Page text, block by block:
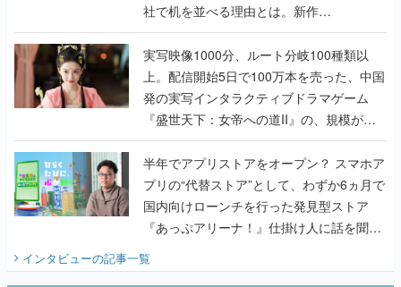
社で机を並べる理由とは。新作
『TATSUJIN EXTREME』で初タッグを組
んだレジェンド2人に訊く開発秘話
実写映像1000分、ルート分岐100種類以
上。配信開始5日で100万本を売った、中国
発の実写インタラクティブドラマゲーム
『盛世天下：女帝への道II』の、規模が違
うこだわりをプロデューサーに聞いた
半年でアプリストアをオープン？ スマホア
プリの“代替ストア”として、わずか6ヵ月で
国内向けローンチを行った発見型ストア
『あっぷアリーナ！』仕掛け人に話を聞い
インタビューの記事一覧